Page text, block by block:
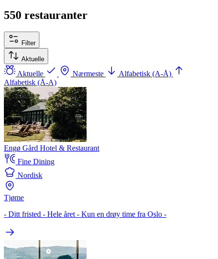
550 restauranter
Filter
Aktuelle
Aktuelle Nærmeste
Alfabetisk (A-Å)
Alfabetisk (Å-A)
Engø Gård Hotel & Restaurant
Fine Dining
Nordisk
Tjøme
- Ditt fristed - Hele året - Kun en drøy time fra Oslo -